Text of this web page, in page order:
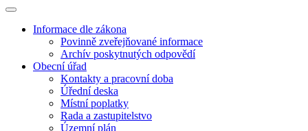
Informace dle zákona
Povinně zveřejňované informace
Archív poskytnutých odpovědí
Obecní úřad
Kontakty a pracovní doba
Úřední deska
Místní poplatky
Rada a zastupitelstvo
Územní plán